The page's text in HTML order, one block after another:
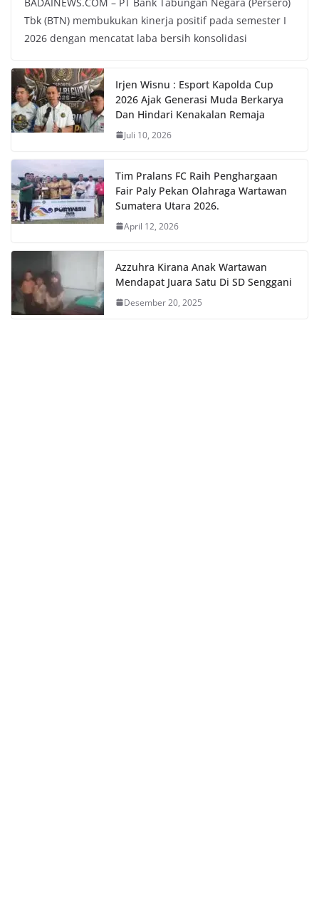
Tbk (BTN) membukukan kinerja positif pada semester I
2026 dengan mencatat laba bersih konsolidasi
Irjen Wisnu : Esport Kapolda Cup
2026 Ajak Generasi Muda Berkarya
Dan Hindari Kenakalan Remaja
Juli 10, 2026
Tim Pralans FC Raih Penghargaan
Fair Paly Pekan Olahraga Wartawan
Sumatera Utara 2026.
April 12, 2026
Azzuhra Kirana Anak Wartawan
Mendapat Juara Satu Di SD Senggani
Desember 20, 2025